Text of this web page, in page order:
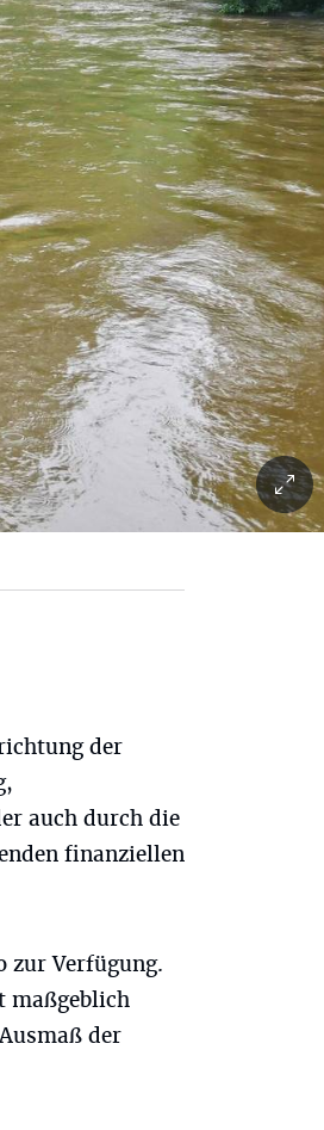
der
auch durch die
finanziellen
zur Verfügung.
maßgeblich
der